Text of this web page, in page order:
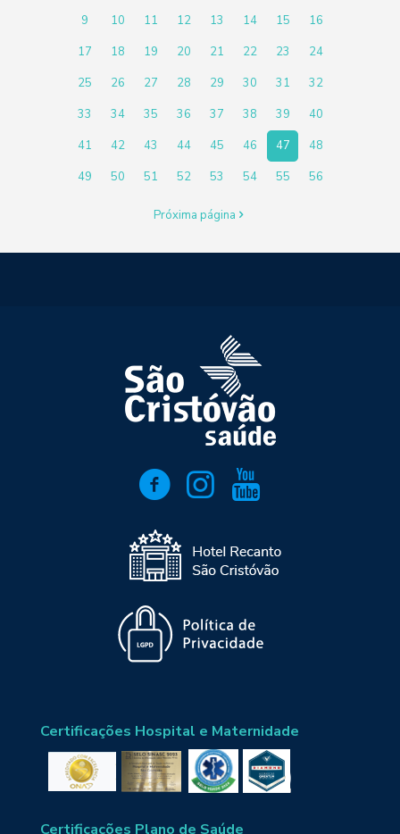
9
10 11 12 13 14 15
16
17
18 19 20 21 22 23
24
25
26 27 28 29 30 31
32
33
34 35 36 37 38 39
40
41
42 43 44 45 46 47
48
49
50 51 52 53 54 55 56
Próxima página
Certificações Hospital e Maternidade
Certificações Plano de Saúde